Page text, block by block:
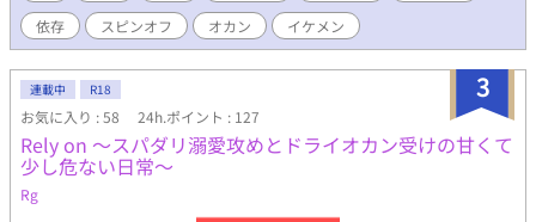
依存
スピンオフ オカン イケメン
3
連載中 R18
お気に入り : 58 24h.ポイント : 127
Rely on 〜スパダリ溺愛攻めとドライオカン受けの甘くて
少し危ない日常〜
Rg